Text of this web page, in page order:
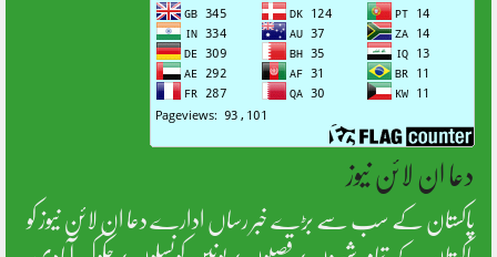
دعا ان لائن نیوز
پاکستان کے سب سے بڑے خبر رساں ادارے دعا ان لائن نیوز کو